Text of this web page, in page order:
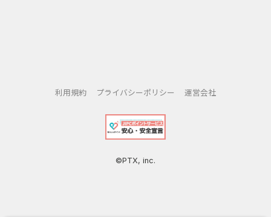
利用規約 プライバシーポリシー 運営会社
©PTX, inc.